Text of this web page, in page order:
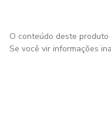
O conteúdo deste
Se você vir informações